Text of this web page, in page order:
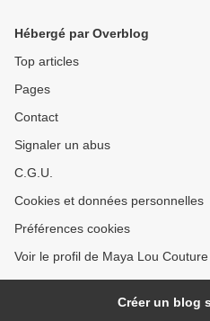
Hébergé par Overblog
Top articles
Pages
Contact
Signaler un abus
C.G.U.
Cookies et données personnelles
Préférences cookies
Voir le profil de Maya Lou
Créer un blog